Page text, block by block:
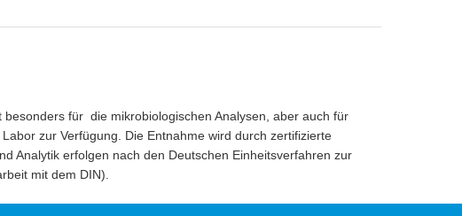
für die mikrobiologischen Analysen, aber auch für
zur Verfügung. Die Entnahme wird durch zertifizierte
Analytik erfolgen nach den Deutschen Einheitsverfahren zur
mit dem DIN).